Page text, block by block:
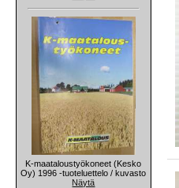
K-maataloustyökoneet (Kesko
Oy) 1996 -tuoteluettelo / kuvasto
Näytä